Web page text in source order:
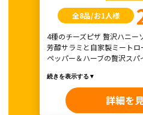
全8品/お1人様
4種のチーズピザ 贅沢ハニー
芳醇サラミと自家製ミート
ペッパー＆ハーブの贅沢スパ
続きを表示する▼
詳細を